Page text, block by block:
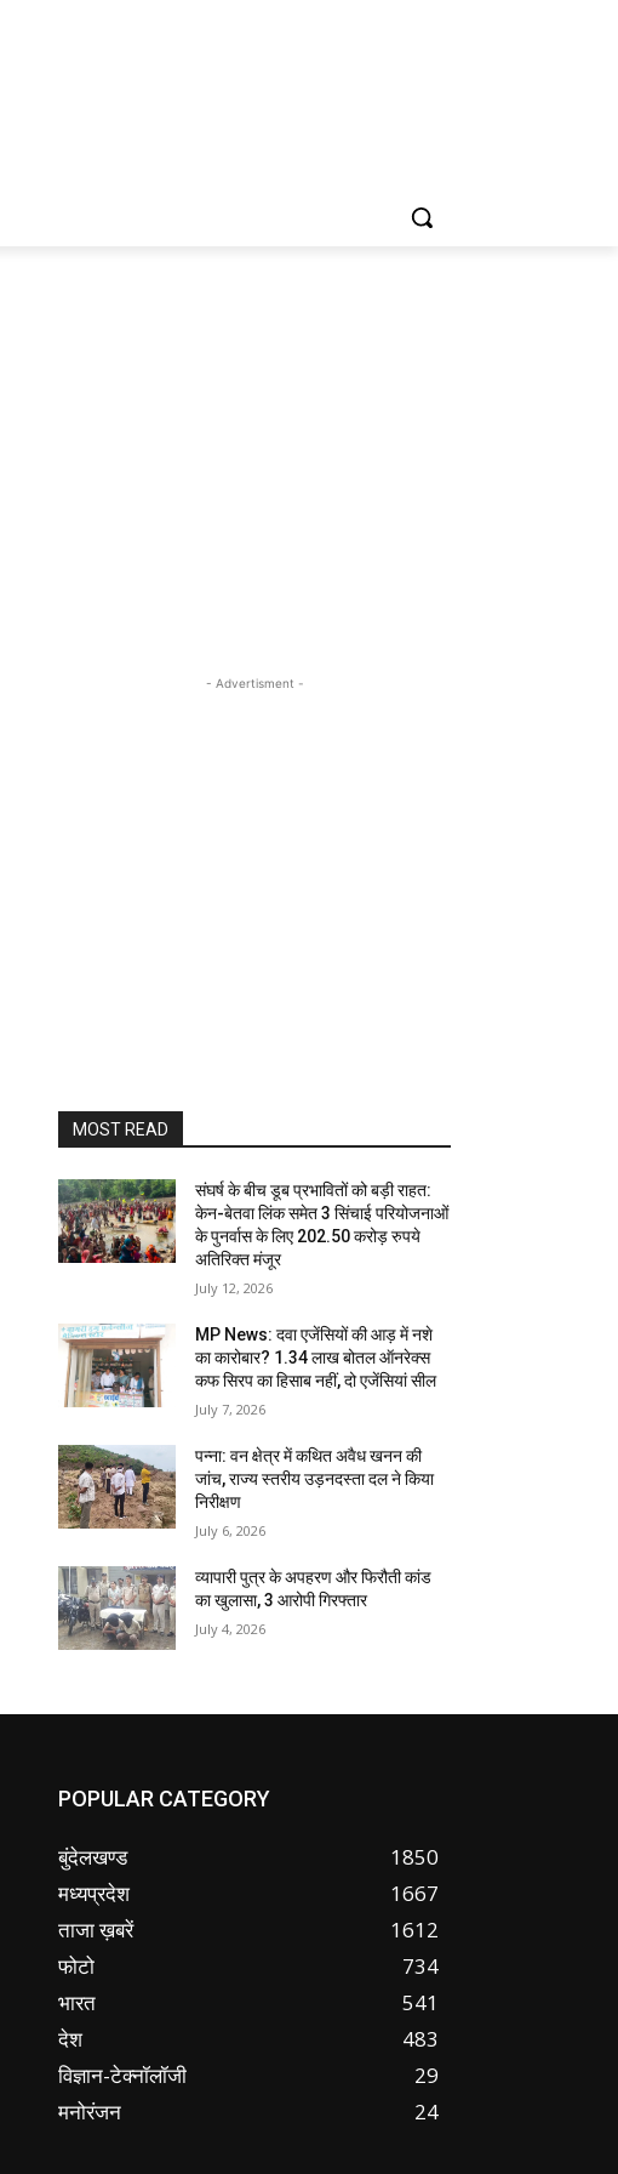
- Advertisment -
MOST READ
संघर्ष के बीच डूब प्रभावितों को बड़ी राहत:
केन-बेतवा लिंक समेत 3 सिंचाई परियोजनाओं
के पुनर्वास के लिए 202.50 करोड़ रुपये
अतिरिक्त मंजूर
July 12, 2026
MP News: दवा एजेंसियों की आड़ में नशे
का कारोबार? 1.34 लाख बोतल ऑनरेक्स
कफ सिरप का हिसाब नहीं, दो एजेंसियां सील
July 7, 2026
पन्ना: वन क्षेत्र में कथित अवैध खनन की
जांच, राज्य स्तरीय उड़नदस्ता दल ने किया
निरीक्षण
July 6, 2026
व्यापारी पुत्र के अपहरण और फिरौती कांड
का खुलासा, 3 आरोपी गिरफ्तार
July 4, 2026
POPULAR CATEGORY
बुंदेलखण्ड
1850
मध्यप्रदेश
1667
ताजा ख़बरें
1612
फोटो
734
भारत
541
देश
483
विज्ञान-टेक्नॉलॉजी
29
मनोरंजन
24